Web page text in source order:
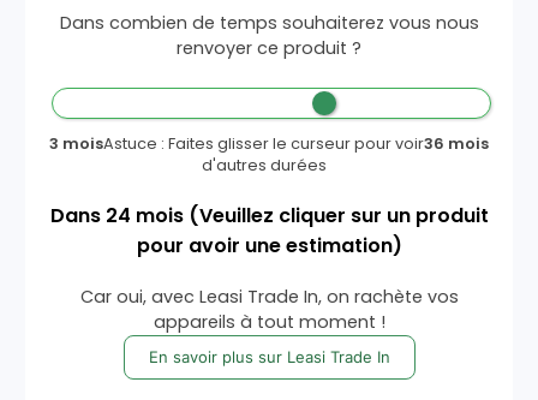
Dans combien de temps souhaiterez vous nous
renvoyer ce produit ?
3 moisAstuce : Faites glisser le curseur pour voir
d'autres durées
36 mois
Dans 24 mois (Veuillez cliquer sur un produit
pour avoir une estimation)
Car oui, avec Leasi Trade In, on rachète vos
appareils à tout moment !
En savoir plus sur Leasi Trade In